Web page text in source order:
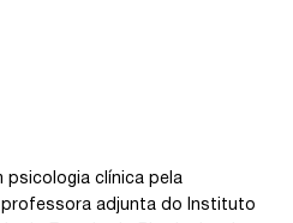
psicologia clínica pela
professora adjunta do Instituto